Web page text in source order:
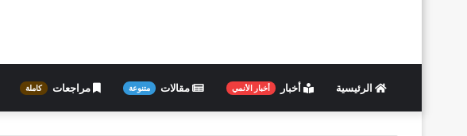
الرئيسية أخبار أخبار الأنمي مقالات متنوعة مراجعات كاملة